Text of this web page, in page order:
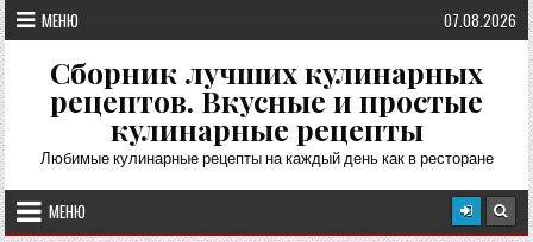
Перейти
к
содержимому
МЕНЮ 07.08.2026
Сборник лучших кулинарных
рецептов. Вкусные и простые
кулинарные рецепты
Любимые кулинарные рецепты на каждый день как в ресторане
МЕНЮ